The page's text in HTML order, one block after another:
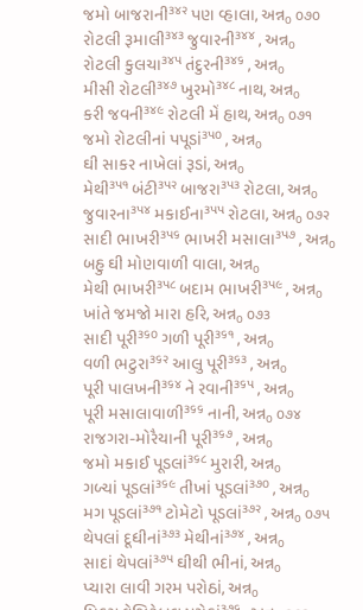
જમો બાજરાની૩૪૨ પણ વ્હાલા, અન્ન૦ ૦૭૦
રોટલી રૂમાલી૩૪૩ જુવારની૩૪૪ , અન્ન૦
રોટલી કુલચા૩૪૫ તંદુરની૩૪૬ , અન્ન૦
મીસી રોટલી૩૪૭ ખુરમો૩૪૮ નાથ, અન્ન૦
કરીજવની૩૪૯ રોટલી મેં હાથ, અન્ન૦ ૦૭૧
જમોરોટલીનાં પપૂડાં૩૫૦ , અન્ન૦
ઘી સાકર નાખેલાં રૂડાં, અન્ન૦
મેથી૩૫૧ બંટી૩૫૨ બાજરા૩૫૩ રોટલા, અન્ન૦
જુવારના૩૫૪ મકાઈના૩૫૫ રોટલા, અન્ન૦ ૦૭૨
સાદી ભાખરી૩૫૬ ભાખરી મસાલા૩૫૭ , અન્ન૦
બહુ ઘી મોણવાળી વાલા, અન્ન૦
મેથી ભાખરી૩૫૮ બદામ ભાખરી૩૫૯ , અન્ન૦
ખાંતે જમજો મારા હરિ, અન્ન૦ ૦૭૩
સાદી પૂરી૩૬૦ ગળી પૂરી૩૬૧ , અન્ન૦
વળી ભટુરા૩૬૨ આલુ પૂરી૩૬૩ , અન્ન૦
પૂરી પાલખની૩૬૪ નેરવાની૩૬૫ , અન્ન૦
પૂરી મસાલાવાળી૩૬૬ નાની, અન્ન૦ ૦૭૪
રાજગરા-મોરૈયાની પૂરી૩૬૭ , અન્ન૦
જમોમકાઈ પૂડલાં૩૬૮ મુરારી, અન્ન૦
ગળ્યાં પૂડલાં૩૬૯ તીખાં પૂડલાં૩૭૦ , અન્ન૦
મગ પૂડલાં૩૭૧ ટોમેટો પૂડલાં૩૭૨ , અન્ન૦ ૦૭૫
થેપલાં દૂધીનાં૩૭૩ મેથીનાં૩૭૪ , અન્ન૦
સાદાં થેપલાં૩૭૫ ઘીથી ભીનાં, અન્ન૦
પ્યારા લાવી ગરમ પરોઠાં, અન્ન૦